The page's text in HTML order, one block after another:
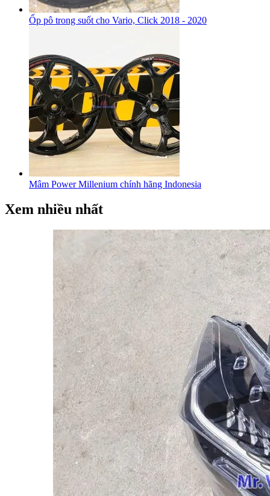
Ốp pô trong suốt cho Vario, Click 2018 - 2020
Mâm Power Millenium chính hãng Indonesia
Xem nhiều nhất